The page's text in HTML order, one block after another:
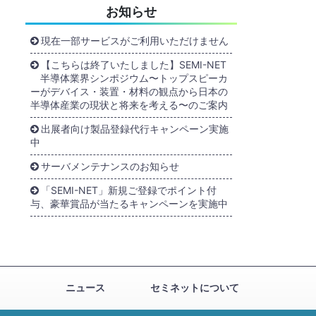
お知らせ
現在一部サービスがご利用いただけません
【こちらは終了いたしました】SEMI-NET
半導体業界シンポジウム〜トップスピーカ
ーがデバイス・装置・材料の観点から日本の
半導体産業の現状と将来を考える〜のご案内
出展者向け製品登録代行キャンペーン実施
中
サーバメンテナンスのお知らせ
「SEMI-NET」新規ご登録でポイント付
与、豪華賞品が当たるキャンペーンを実施中
ニュース セミネットについて